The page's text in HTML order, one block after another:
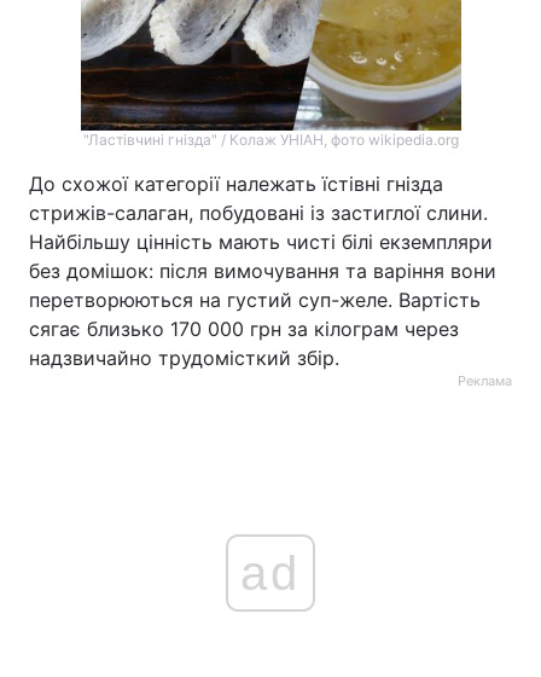
"Ластівчині гнізда" / Колаж УНІАН, фото wikipedia.org
До схожої категорії належать їстівні гнізда
стрижів-салаган, побудовані із застиглої слини.
Найбільшу цінність мають чисті білі екземпляри
без домішок: після вимочування та варіння вони
перетворюються на густий суп-желе. Вартість
сягає близько 170 000 грн за кілограм через
надзвичайно трудомісткий збір.
Реклама
ad